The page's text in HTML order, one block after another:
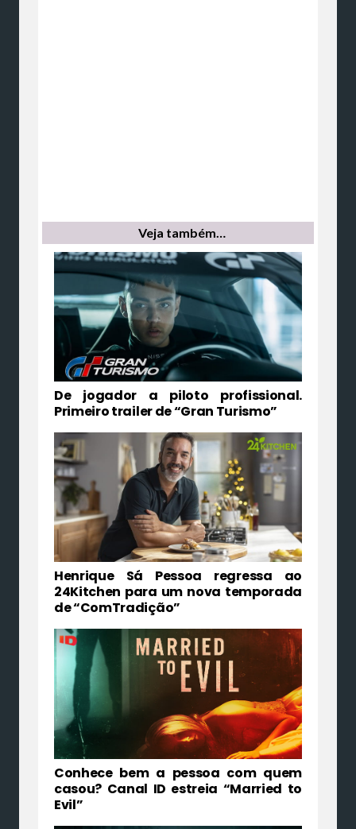
Veja também…
De jogador a piloto profissional.
Primeiro trailer de “Gran Turismo”
Henrique Sá Pessoa regressa ao
24Kitchen para um nova temporada
de “ComTradição”
Conhece bem a pessoa com quem
casou? Canal ID estreia “Married to
Evil”